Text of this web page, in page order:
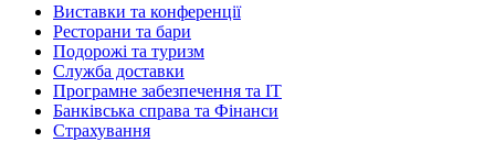
Виставки та конференції
Ресторани та бари
Подорожі та туризм
Служба доставки
Програмне забезпечення та IT
Банківська справа та Фінанси
Страхування